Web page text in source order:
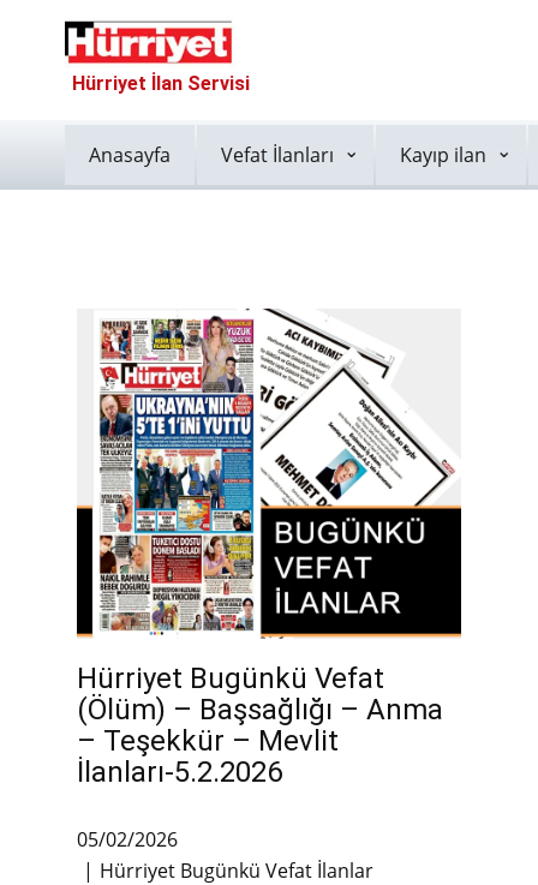
Hürriyet İlan Servisi
Anasayfa Vefat İlanları Kayıp ilan
Hürriyet Bugünkü Vefat
(Ölüm) – Başsağlığı – Anma
– Teşekkür – Mevlit
İlanları-5.2.2026
05/02/2026
Hürriyet Bugünkü Vefat İlanlar